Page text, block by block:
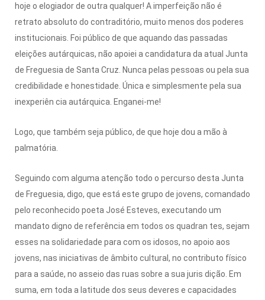
hoje o elogiador de outra qualquer! A imperfeição não é
retrato absoluto do contraditório, muito menos dos poderes
institucionais. Foi público de que aquando das passadas
eleições autárquicas, não apoiei a candidatura da atual Junta
de Freguesia de Santa Cruz. Nunca pelas pessoas ou pela sua
credibilidade e honestidade. Única e simplesmente pela sua
inexperiên cia autárquica. Enganei-me!
Logo, que também seja público, de que hoje dou a mão à
palmatória.
Seguindo com alguma atenção todo o percurso desta Junta
de Freguesia, digo, que está este grupo de jovens, comandado
pelo reconhecido poeta José Esteves, executando um
mandato digno de referência em todos os quadran tes, sejam
esses na solidariedade para com os idosos, no apoio aos
jovens, nas iniciativas de âmbito cultural, no contributo físico
para a saúde, no asseio das ruas sobre a sua juris dição. Em
suma, em toda a latitude dos seus deveres e capacidades